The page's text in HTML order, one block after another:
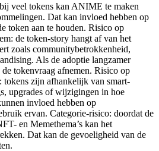
veel tokens kan ANIME te maken
Dat kan invloed hebben op
token aan te houden. Risico op
de token-story hangt af van het
zoals communitybetrokkenheid,
Als de adoptie langzamer
tokenvraag afnemen. Risico op
tokens zijn afhankelijk van smart-
upgrades of wijzigingen in hoe
invloed hebben op
ervan. Categorie-risico: doordat de
en Memethema’s kan het
Dat kan de gevoeligheid van de